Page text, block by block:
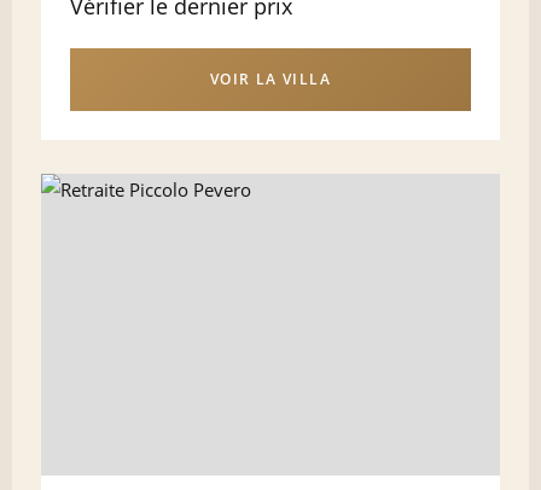
Vérifier le dernier prix
VOIR LA VILLA